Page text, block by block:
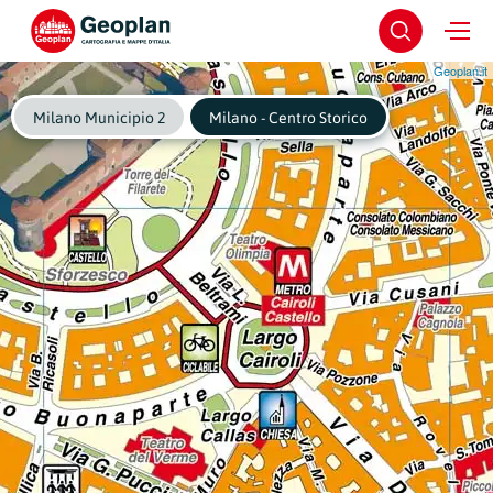
Geoplan.it
Milano Municipio 2 Milano - Centro Storico